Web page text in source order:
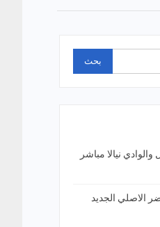
والوادي نيالا مباشر
الاصلي الجديد